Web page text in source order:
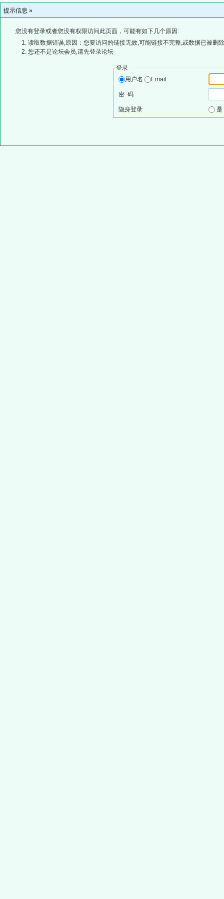
提示信息 »
您没有登录或者您没有权限访问此页面，可能有如下几个原因:
读取数据错误,原因：您要访问的链接无效,可能链接不完整,或数据已被删
您还不是论坛会员,请先登录论坛
登录
用户名
Email
密 码
隐身登录